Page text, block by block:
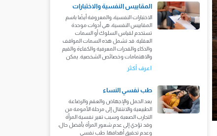
المقاييس النفسية والاختبارات
الاختبارات النفسية، والمعروفة أيضًا باسم
المقاييس النفسية، هي أدوات موحدة
تستخدم لقياس السلوك أو السمات
العقلية. قد تشمل هذه السمات المواقف
والذكاء والقدرات المعرفية والكفاءة والقيم
والاهتمامات وخصائص الشخصية. يمكن
اعرف أكثر
طب نفسي النساء
يعد الحمل والإجهاض والعقم والرضاعة
الطبيعية والانتقال إلى مرحلة الأمومة من
التجارب الصعبة وسبب تغير نفسية المرأة
وقد تؤدي إلى عدم شعور المرأة بأفضل حال،
وعدم تحقيق أهدافها. طب نفسي